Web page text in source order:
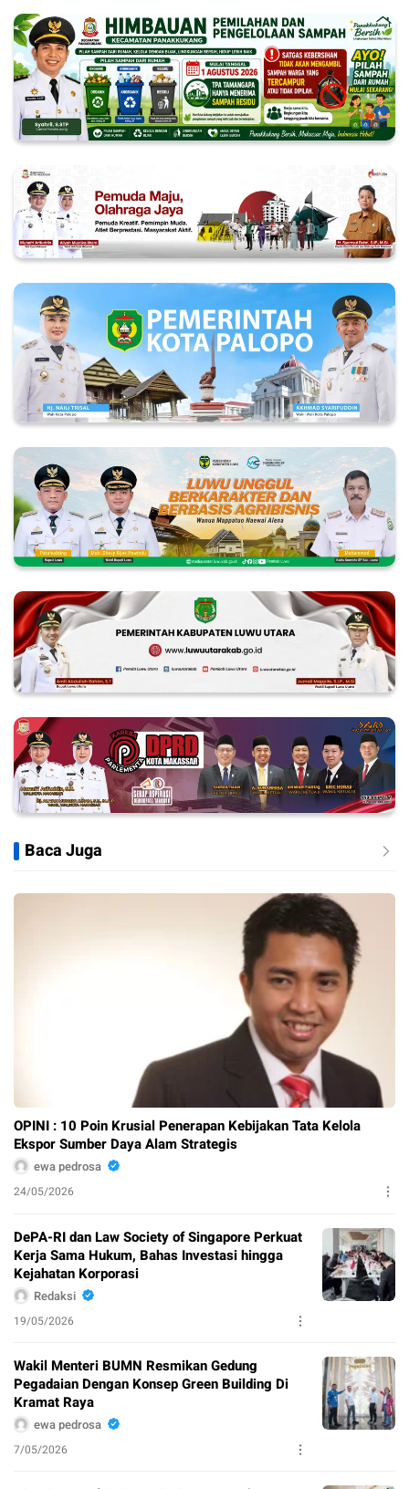
Baca Juga
OPINI : 10 Poin Krusial Penerapan Kebijakan Tata Kelola
Ekspor Sumber Daya Alam Strategis
ewa pedrosa
24/05/2026
DePA-RI dan Law Society of Singapore Perkuat
Kerja Sama Hukum, Bahas Investasi hingga
Kejahatan Korporasi
Redaksi
19/05/2026
Wakil Menteri BUMN Resmikan Gedung
Pegadaian Dengan Konsep Green Building Di
Kramat Raya
ewa pedrosa
7/05/2026